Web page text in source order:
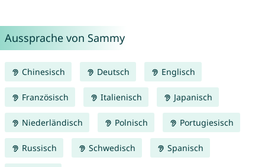
Aussprache von Sammy
Chinesisch Deutsch Englisch
Französisch Italienisch Japanisch
Niederländisch Polnisch Portugiesisch
Russisch Schwedisch Spanisch